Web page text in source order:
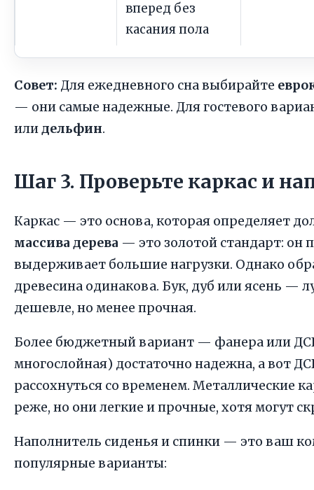
вперед без
касания пола
Совет: Для ежедневного сна выбирайте
— они самые надежные. Для гостевого
илидельфин.
Шаг 3. Проверьте каркас и
Каркас — это основа, которая определяет
массива дерева — это золотой стандарт: он
выдерживает большие нагрузки. Однако
древесина одинакова. Бук, дуб или ясень —
дешевле, но менее прочная.
Более бюджетный вариант — фанера или
многослойная) достаточно надежна, а вот
рассохнуться со временем. Металлические
реже, но они легкие и прочные, хотя могут
Наполнитель сиденья и спинки — это ваш
популярные варианты: